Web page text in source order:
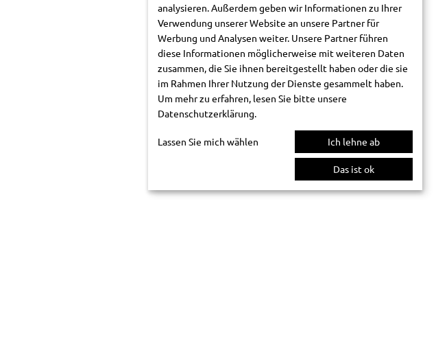
analysieren. Außerdem geben wir Informationen zu Ihrer
Verwendung unserer Website an unsere Partner für
Werbung und Analysen weiter. Unsere Partner führen
diese Informationen möglicherweise mit weiteren Daten
zusammen, die Sie ihnen bereitgestellt haben oder die sie
im Rahmen Ihrer Nutzung der Dienste gesammelt haben.
Um mehr zu erfahren, lesen Sie bitte unsere
Datenschutzerklärung.
Lassen Sie mich wählen Ich lehne ab
Das ist ok